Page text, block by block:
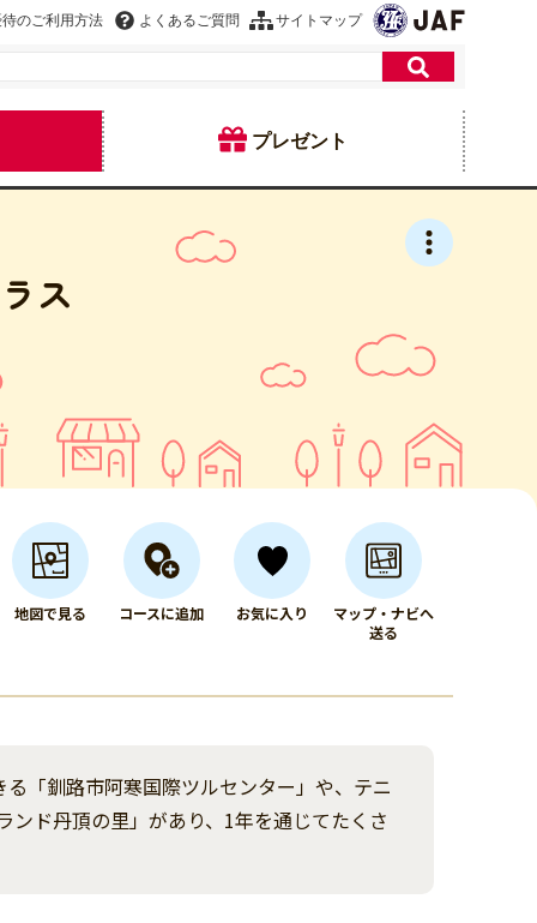
のご利用方法 よくあるご質問 サイトマップ
プレゼント
ス
地図で見る コースに追加 お気に入り
マップ・ナビへ
送る
「釧路市阿寒国際ツルセンター」や、テニ
ド丹頂の里」があり、1年を通じてたくさ